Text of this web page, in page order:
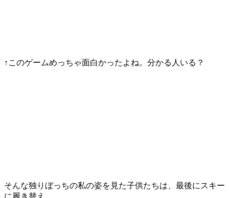
↑このゲームめっちゃ面白かったよね。分かる人いる？
そんな独りぼっちの私の姿を見た子供たちは、最後にスキー